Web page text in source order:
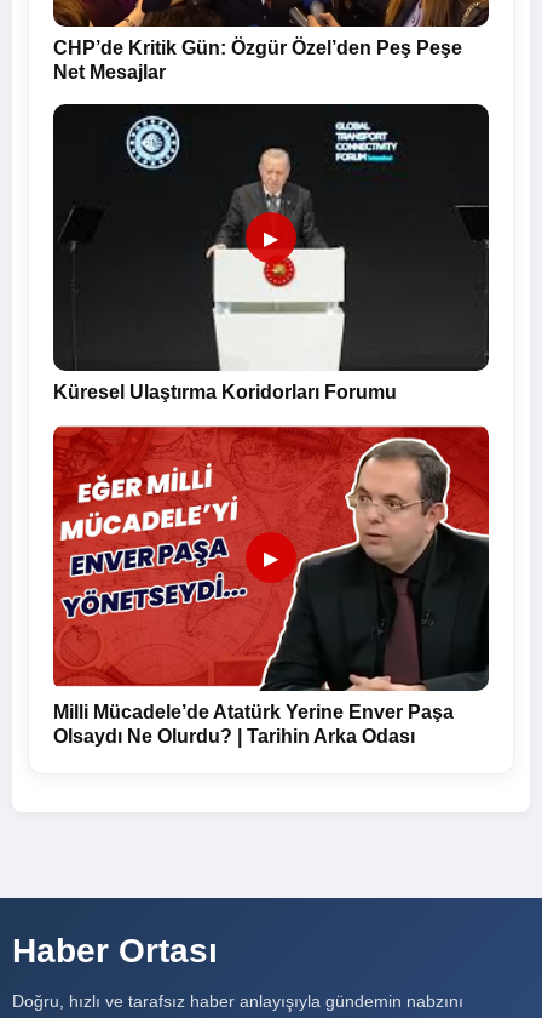
CHP’de Kritik Gün: Özgür Özel’den Peş Peşe
Net Mesajlar
▶
Küresel Ulaştırma Koridorları Forumu
▶
Milli Mücadele’de Atatürk Yerine Enver Paşa
Olsaydı Ne Olurdu? | Tarihin Arka Odası
Haber Ortası
Doğru, hızlı ve tarafsız haber anlayışıyla gündemin nabzını